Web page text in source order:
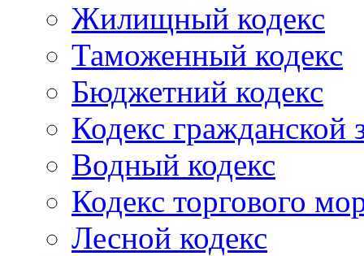
Жилищный кодекс
Таможенный кодекс
Бюджетний кодекс
Кодекс гражданской
Водный кодекс
Кодекс торгового
Лесной кодекс